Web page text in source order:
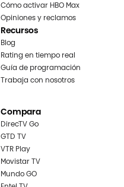
Cómo activar HBO Max
Opiniones y reclamos
Recursos
Blog
Rating en tiempo real
Guía de programación
Trabaja con nosotros
Compara
DirecTV Go
GTD TV
VTR Play
Movistar TV
Mundo GO